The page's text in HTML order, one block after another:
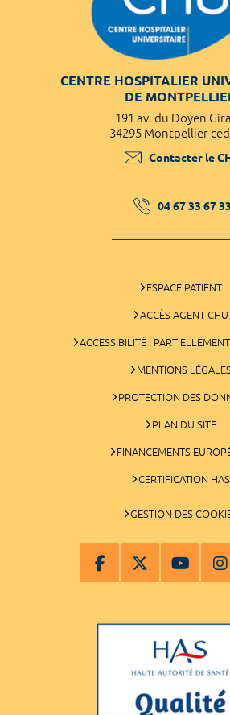
CENTRE HOSPITALIER
DE
191 av. du Doyen
34295 Montpellier
Contacter le
04 67 33 67 33
ESPACE PATIENT
ACCÈS AGENT CHU
ACCESSIBILITÉ :
MENTIONS
PROTECTION DES
PLAN DU SITE
FINANCEMENTS
CERTIFICATION HAS
GESTION DES